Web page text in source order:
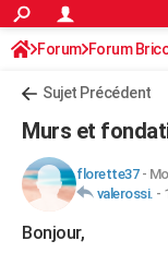
ACTUALITÉS
Politique
Société
Faits Divers
Education
Monde
Villes
+
FINANCE
Retraite
Impôts
Epargne
Immobilier
Risques naturels par
Banque
Assurance
Crédit
AUTO
Essais
Réserver un essai
Citadines
Berlines
SUV
Forum auto
+HIGH-TECH
Forum Forum
Sujet Précédent
Murs et
florette37-
valerossi. -
Bonjour,